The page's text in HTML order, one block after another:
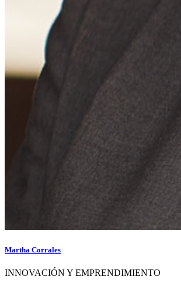
Martha Corrales
INNOVACIÓN Y EMPRENDIMIENTO